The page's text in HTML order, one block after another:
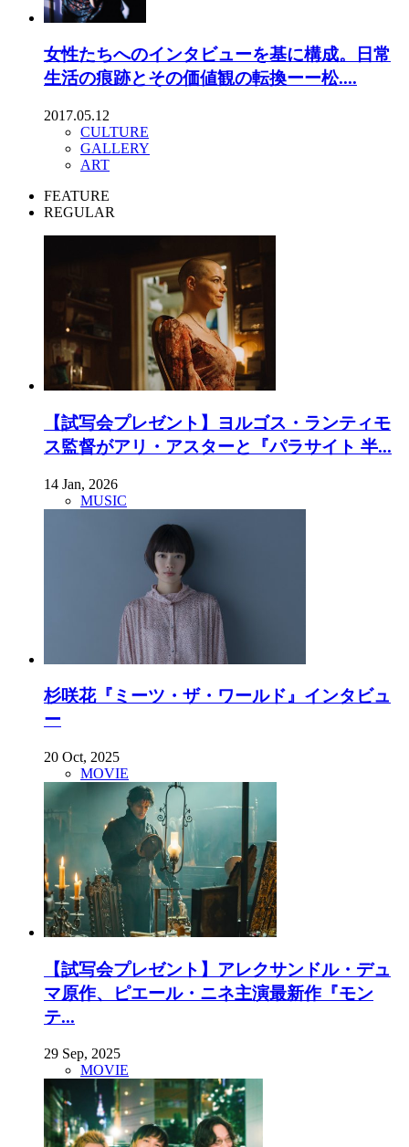
女性たちへのインタビューを基に構成。日常
生活の痕跡とその価値観の転換ーー松....
2017.05.12
CULTURE
GALLERY
ART
FEATURE
REGULAR
【試写会プレゼント】ヨルゴス・ランティモ
ス監督がアリ・アスターと『パラサイト 半...
14 Jan, 2026
MUSIC
杉咲花『ミーツ・ザ・ワールド』インタビュ
ー
20 Oct, 2025
MOVIE
【試写会プレゼント】アレクサンドル・デュ
マ原作、ピエール・ニネ主演最新作『モン
テ...
29 Sep, 2025
MOVIE